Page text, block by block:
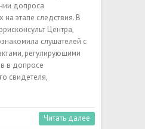
допроса
этапе следствия. В
Центра,
слушателей с
регулирующими
в допросе
свидетеля,
Читать далее